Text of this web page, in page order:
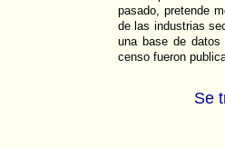
pasado, pretende
de las industrias
una base de
censo fueron
Se